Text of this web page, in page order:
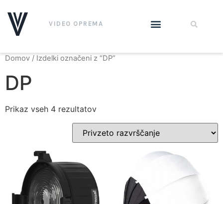
VIDEO OPREMA
Domov / Izdelki označeni z “DP”
DP
Prikaz vseh 4 rezultatov